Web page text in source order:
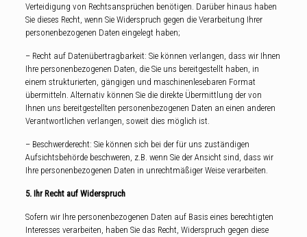
Verteidigung von Rechtsansprüchen benötigen. Darüber hinaus haben
Sie dieses Recht, wenn Sie Widerspruch gegen die Verarbeitung Ihrer
personenbezogenen Daten eingelegt haben;
– Recht auf Datenübertragbarkeit: Sie können verlangen, dass wir Ihnen
Ihre personenbezogenen Daten, die Sie uns bereitgestellt haben, in
einem strukturierten, gängigen und maschinenlesebaren Format
übermitteln. Alternativ können Sie die direkte Übermittlung der von
Ihnen uns bereitgestellten personenbezogenen Daten an einen anderen
Verantwortlichen verlangen, soweit dies möglich ist.
– Beschwerderecht: Sie können sich bei der für uns zuständigen
Aufsichtsbehörde beschweren, z.B. wenn Sie der Ansicht sind, dass wir
Ihre personenbezogenen Daten in unrechtmäßiger Weise verarbeiten.
5. Ihr Recht auf Widerspruch
Sofern wir Ihre personenbezogenen Daten auf Basis eines berechtigten
Interesses verarbeiten, haben Sie das Recht, Widerspruch gegen diese